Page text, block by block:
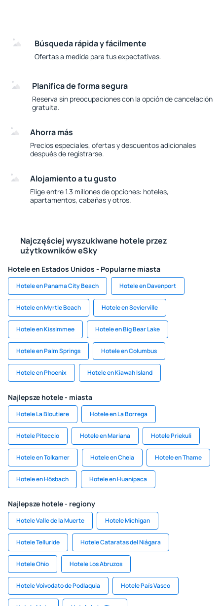
Búsqueda rápida y fácilmente
Ofertas a medida para tus expectativas.
Planifica de forma segura
Reserva sin preocupaciones con la opción de cancelación
gratuita.
Ahorra más
Precios especiales, ofertas y descuentos adicionales
después de registrarse.
Alojamiento a tu gusto
Elige entre 1.3 millones de opciones: hoteles,
apartamentos, cabañas y otros.
Najczęściej wyszukiwane hotele przez
użytkowników eSky
Hotele en Estados Unidos - Popularne miasta
Hotele en Panama City Beach Hotele en Davenport
Hotele en Myrtle Beach Hotele en Sevierville
Hotele en Kissimmee Hotele en Big Bear Lake
Hotele en Palm Springs Hotele en Columbus
Hotele en Phoenix Hotele en Kiawah Island
Najlepsze hotele - miasta
Hotele La Bloutiere Hotele en La Borrega
Hotele Piteccio Hotele en Mariana Hotele Priekuli
Hotele en Tolkamer Hotele en Cheia Hotele en Thame
Hotele en Hösbach Hotele en Huanipaca
Najlepsze hotele - regiony
Hotele Valle de la Muerte Hotele Míchigan
Hotele Telluride Hotele Cataratas del Niágara
Hotele Ohio Hotele Los Abruzos
Hotele Voivodato de Podlaquia Hotele País Vasco